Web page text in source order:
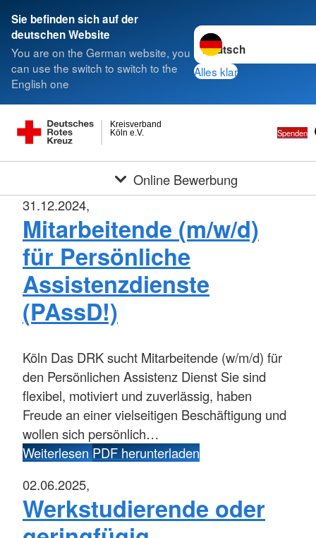
Sie befinden sich auf der
deutschen Website
You are on the German website, you
can use the switch to switch to the
English one
Sprache wechseln zu
Alles klar
Köln e.V.
Kreisverband
Spenden
Online Bewerbung
31.12.2024,
Mitarbeitende (m/w/d)
für Persönliche
Assistenzdienste
(PAssD!)
Köln Das DRK sucht Mitarbeitende (w/m/d) für
den Persönlichen Assistenz Dienst Sie sind
flexibel, motiviert und zuverlässig, haben
Freude an einer vielseitigen Beschäftigung und
wollen sich persönlich…
WeiterlesenPDF herunterladen
02.06.2025,
Werkstudierende oder